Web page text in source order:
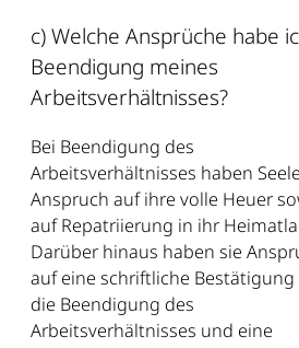
c) Welche Ansprüche habe
Beendigung meines
Arbeitsverhältnisses?
Bei Beendigung des
Arbeitsverhältnisses haben
Anspruch auf ihre volle Heuer
auf Repatriierung in ihr
Darüber hinaus haben sie
auf eine schriftliche
die Beendigung des
Arbeitsverhältnisses und eine